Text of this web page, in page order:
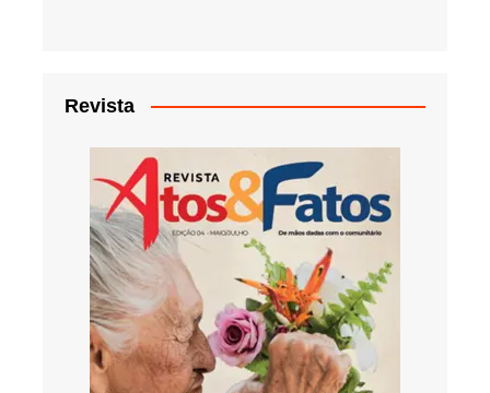
Revista